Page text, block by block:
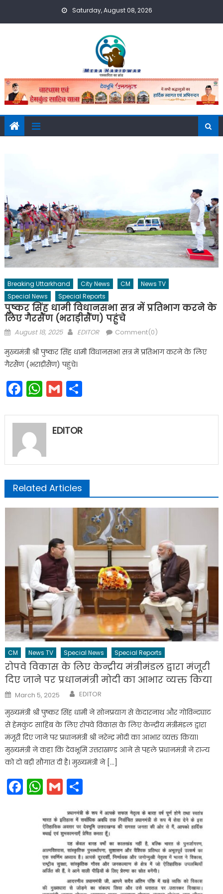
Saturday, August 08, 2026
Breaking Uttarkhand City News CM
News TV
Special News
Special Reports
पुष्कर सिंह धामी विधानसभा सत्र में प्रतिभाग करने के
लिए गैरसैंण (भराड़ीसैंण) पहुंचे
Posted
August 18, 2025 Author
EDITOR Comment(0)
मुख्यमंत्री श्री पुष्कर सिंह धामी विधानसभा सत्र में प्रतिभाग करने के लिए
गैरसैंण (भराड़ीसैंण) पहुंचे।
Facebook
WhatsApp
GmailShare
EDITOR
Related Articles
CM News TV Special News Special Reports
रोपवे विकास के लिए केन्द्रीय मंत्रीमंडल द्वारा मंजूरी
दिए जाने पर प्रधानमंत्री मोदी का आभार व्यक्त किया
Posted
on
March 5, 2025 Author
EDITOR
मुख्यमंत्री श्री पुष्कर सिंह धामी ने सोनप्रयाग से केदारनाथ और गोविन्दघाट
से हेमकुंट साहिब के लिए रोपवे विकास के लिए केन्द्रीय मंत्रीमंडल द्वारा
मंजूरी दिए जाने पर प्रधानमंत्री श्री नरेन्द्र मोदी का आभार व्यक्त किया।
मुख्यमंत्री ने कहा कि देवभूमि उत्तराखण्ड आने से पहले प्रधानमंत्री ने राज्य
को दो बड़ी सौगात दी है। मुख्यमंत्री ने […]
Facebook
WhatsApp
Gmail